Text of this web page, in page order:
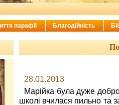
28.01.2013
Марійка була дуже
школі вчилася пильно та
парафії Благодійність